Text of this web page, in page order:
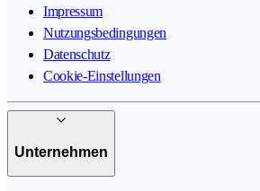
Impressum
Nutzungsbedingungen
Datenschutz
Cookie-Einstellungen
Unternehmen